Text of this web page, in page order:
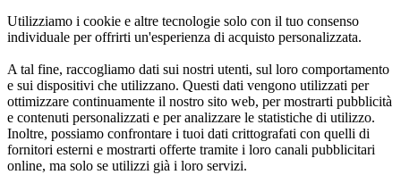
Utilizziamo i cookie e altre tecnologie solo con il tuo consenso
individuale per offrirti un'esperienza di acquisto personalizzata.
A tal fine, raccogliamo dati sui nostri utenti, sul loro comportamento
e sui dispositivi che utilizzano. Questi dati vengono utilizzati per
ottimizzare continuamente il nostro sito web, per mostrarti pubblicità
e contenuti personalizzati e per analizzare le statistiche di utilizzo.
Inoltre, possiamo confrontare i tuoi dati crittografati con quelli di
fornitori esterni e mostrarti offerte tramite i loro canali pubblicitari
online, ma solo se utilizzi già i loro servizi.